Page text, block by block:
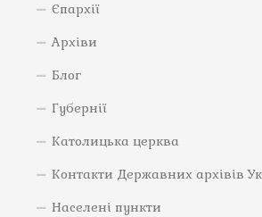
Єпархії
Архіви
Блог
Губернії
Католицька церква
Контакти Державних архівів
Населені пункти